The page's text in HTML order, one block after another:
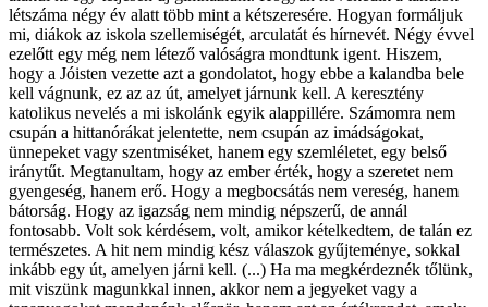
létszáma négy év alatt több mint a kétszeresére. Hogyan formáljuk
mi, diákok az iskola szellemiségét, arculatát és hírnevét. Négy évvel
ezelőtt egy még nem létező valóságra mondtunk igent. Hiszem,
hogy a Jóisten vezette azt a gondolatot, hogy ebbe a kalandba bele
kell vágnunk, ez az az út, amelyet járnunk kell. A keresztény
katolikus nevelés a mi iskolánk egyik alappillére. Számomra nem
csupán a hittanórákat jelentette, nem csupán az imádságokat,
ünnepeket vagy szentmiséket, hanem egy szemléletet, egy belső
iránytűt. Megtanultam, hogy az ember érték, hogy a szeretet nem
gyengeség, hanem erő. Hogy a megbocsátás nem vereség, hanem
bátorság. Hogy az igazság nem mindig népszerű, de annál
fontosabb. Volt sok kérdésem, volt, amikor kételkedtem, de talán ez
természetes. A hit nem mindig kész válaszok gyűjteménye, sokkal
inkább egy út, amelyen járni kell. (...) Ha ma megkérdeznék tőlünk,
mit viszünk magunkkal innen, akkor nem a jegyeket vagy a